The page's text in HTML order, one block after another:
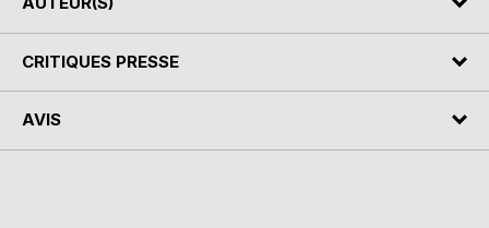
CRITIQUES PRESSE
AVIS